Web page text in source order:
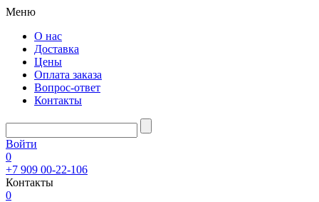
Меню
О нас
Доставка
Цены
Оплата заказа
Вопрос-ответ
Контакты
Войти
0
+7 909 00-22-106
Контакты
0